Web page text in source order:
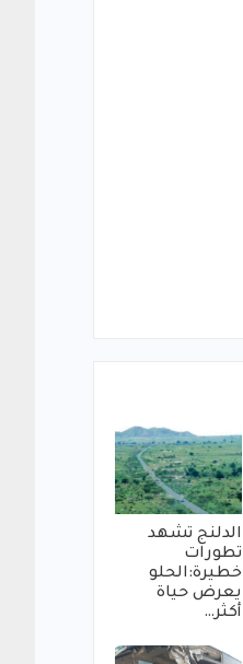
الدلنج تشهد
تطورات
خطيرة:الحلو
يعرض حياة
أكثر…